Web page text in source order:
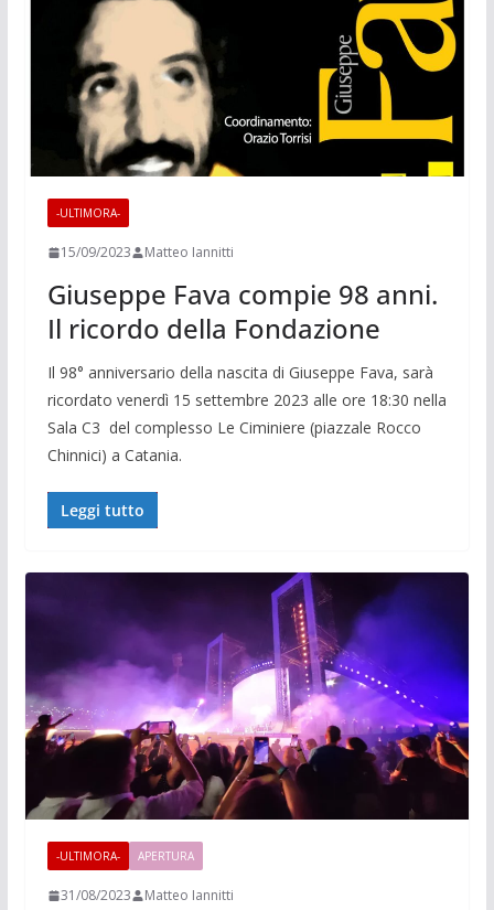
-ULTIMORA-
15/09/2023 Matteo Iannitti
Giuseppe Fava compie 98 anni.
Il ricordo della Fondazione
Il 98° anniversario della nascita di Giuseppe Fava, sarà
ricordato venerdì 15 settembre 2023 alle ore 18:30 nella
Sala C3 del complesso Le Ciminiere (piazzale Rocco
Chinnici) a Catania.
Leggi tutto
-ULTIMORA- APERTURA
31/08/2023 Matteo Iannitti